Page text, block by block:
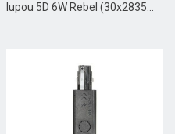
lupou 5D 6W Rebel (30x2835...